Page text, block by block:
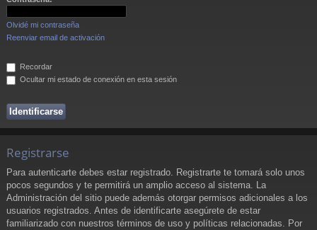
Olvidé mi contraseña
Reenviar email de activación
Recordar
Ocultar mi estado de conexión en esta sesión
Registrarse
Para autenticarte debes estar registrado. Registrarte te tomará solo unos
pocos segundos y te permitirá un amplio acceso al sistema. La
Administración del sitio puede además otorgar permisos adicionales a los
usuarios registrados. Antes de identificarte asegúrete de estar
familiarizado con nuestros términos de uso y políticas relacionadas. Por